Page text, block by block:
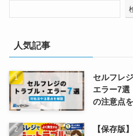
人気記事
セルフレ
エラー7選
の注意点
【保存版